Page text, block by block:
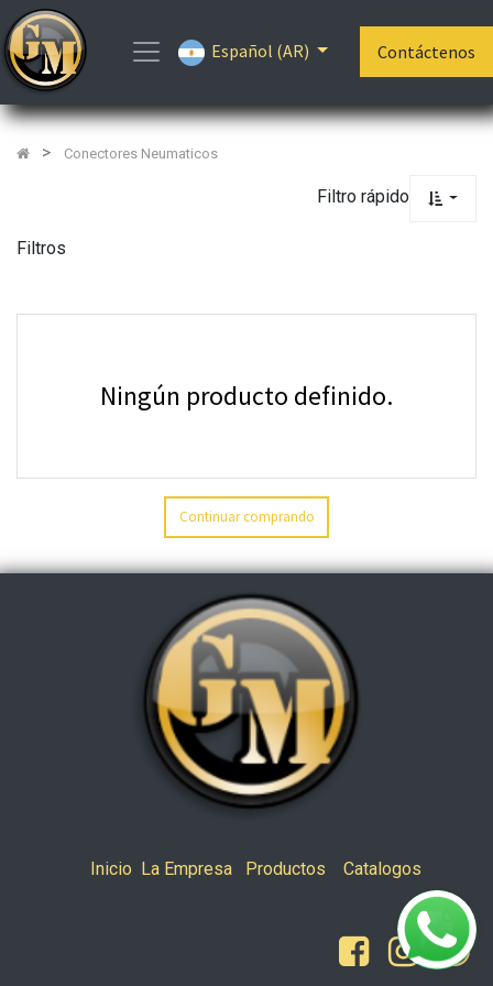
Español (AR) Contáctenos
Conectores Neumaticos
Filtro rápido
Filtros
Mostrar
Categorías
Ningún producto definido.
Continuar comprando
Inicio La Empresa Productos Catalogos